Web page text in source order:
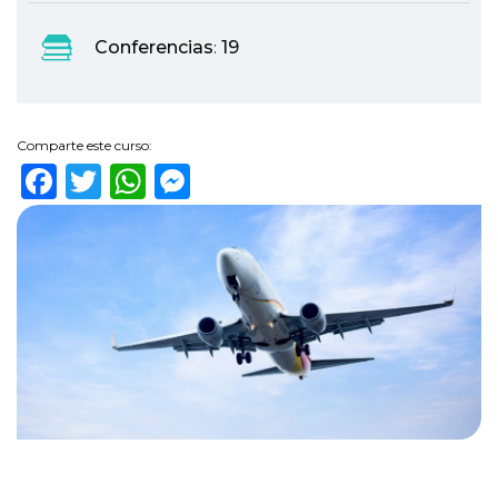
Conferencias: 19
Comparte este curso:
Facebook
Twitter
WhatsApp